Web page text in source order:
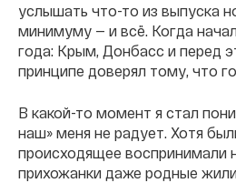
услышать что-то из выпуска
минимуму — и всё. Когда
года: Крым, Донбасс и перед
принципе доверял тому, что
В какой-то момент я стал
наш» меня не радует. Хотя
происходящее воспринимали
прихожанки даже родные